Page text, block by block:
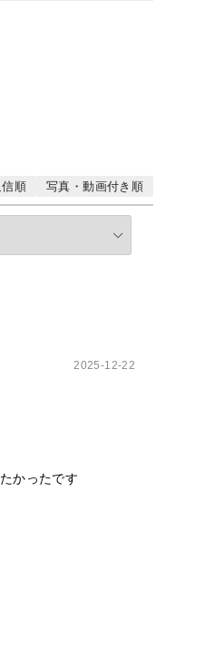
順 写真・動画付き順
2025-12-22
かったです